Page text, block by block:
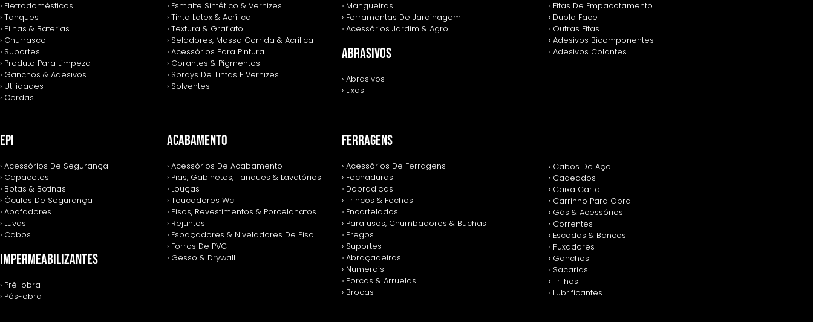
› Eletrodomésticos
› Tanques
› Pilhas & Baterias
› Churrasco
› Suportes
› Produto Para Limpeza
› Ganchos & Adesivos
› Utilidades
› Cordas
› Esmalte Sintético & Vernizes
› Tinta Latex & Acrílica
› Textura & Grafiato
› Seladores, Massa Corrida & Acrílica
› Acessórios Para Pintura
› Corantes & Pigmentos
› Sprays De Tintas E Vernizes
› Solventes
› Mangueiras
› Ferramentas De Jardinagem
› Acessórios Jardim & Agro
ABRASIVOS
› Abrasivos
› Lixas
› Fitas De Empacotamento
› Dupla Face
› Outras Fitas
› Adesivos Bicomponentes
› Adesivos Colantes
EPI
› Acessórios De Segurança
› Capacetes
› Botas & Botinas
› Óculos De Segurança
› Abafadores
› Luvas
› Cabos
IMPERMEABILIZANTES
› Pré-obra
› Pós-obra
ACABAMENTO
› Acessórios De Acabamento
› Pias, Gabinetes, Tanques & Lavatórios
› Louças
› Toucadores Wc
› Pisos, Revestimentos & Porcelanatos
› Rejuntes
› Espaçadores & Niveladores De Piso
› Forros De PVC
› Gesso & Drywall
FERRAGENS
› Acessórios De Ferragens
› Fechaduras
› Dobradiças
› Trincos & Fechos
› Encartelados
› Parafusos, Chumbadores & Buchas
› Pregos
› Suportes
› Abraçadeiras
› Numerais
› Porcas & Arruelas
› Brocas
› Cabos De Aço
› Cadeados
› Caixa Carta
› Carrinho Para Obra
› Gás & Acessórios
› Correntes
› Escadas & Bancos
› Puxadores
› Ganchos
› Sacarias
› Trilhos
› Lubrificantes